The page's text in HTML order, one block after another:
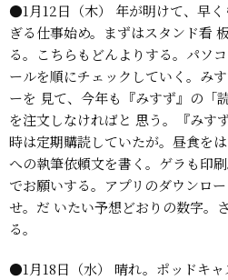
●1月12日（木）
年が明けて、早
ぎる仕事始め。まずはスタンド看
る。こちらもどんよりする。パソコ
ールを順にチェックしていく。み
ーを 見て、今年も『みすず』の「
を注文しなければと 思う。『みす
時は定期購読していたが。昼食をは
への執筆依頼文を書く。ゲラも印
でお願いする。アプリのダウンロ
せ。だ いたい予想どおりの数字。
る。
●1月18日（水）
晴れ。ポッドキ